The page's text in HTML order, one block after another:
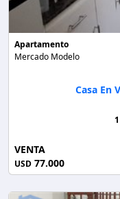
Apartamento
Mercado Modelo
Casa En
VENTA
USD 77.000